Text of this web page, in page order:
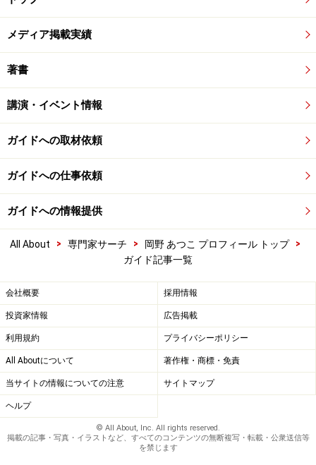
メディア掲載実績
著書
講演・イベント情報
ガイドへの取材依頼
ガイドへの仕事依頼
ガイドへの情報提供
All About > 専門家サーチ > 岡野 あつこ プロフィール トップ
>
ガイド記事一覧
会社概要 採用情報
投資家情報 広告掲載
利用規約 プライバシーポリシー
All Aboutについて 著作権・商標・免責
当サイトの情報についての注意 サイトマップ
ヘルプ
© All About, Inc. All rights reserved.
掲載の記事・写真・イラストなど、すべてのコンテンツの無断複写・転載・公衆送信等
を禁じます